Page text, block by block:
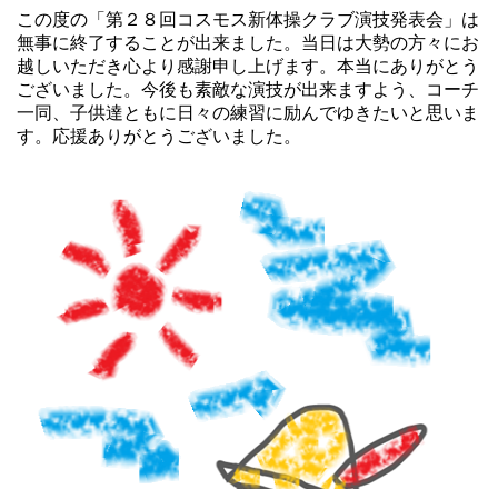
この度の「第２８回コスモス新体操クラブ演技発表会」は
無事に終了することが出来ました。当日は大勢の方々にお
越しいただき心より感謝申し上げます。本当にありがとう
ございました。今後も素敵な演技が出来ますよう、コーチ
一同、子供達ともに日々の練習に励んでゆきたいと思いま
す。応援ありがとうございました。